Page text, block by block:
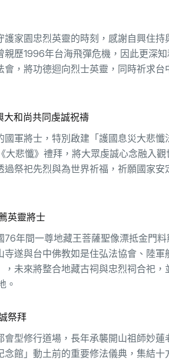
家園忠烈英靈的時刻，感謝自興住持
歷1996年台海飛彈危機，因此更深
，將功德迴向烈士英靈，同時祈求台
大和尚共同虔誠祝禱
軍將士，特別啟建「護國息災大悲懺
悲懺》禮拜，將大眾虔誠心念融入觀
祭祀先烈與為世界祈福，祈願國家安
英靈將士
年間一尊地藏王菩薩聖像漂抵金門
遂與台中佛教如是住弘法協會、陸軍
未來將整合地藏古祠與忠烈祠合祀，
。
祭拜
型修行道場，長年承襲開山祖師妙蓮
館」動土前的重要修法儀典，集結十